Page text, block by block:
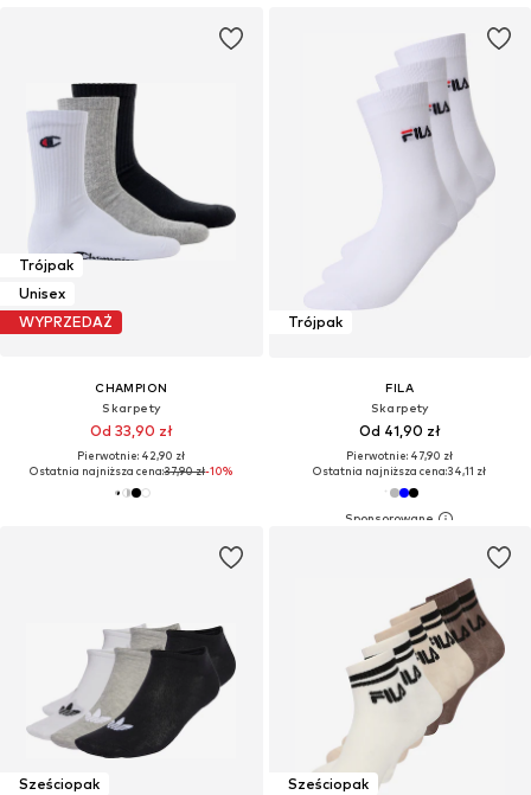
Trójpak
Unisex
WYPRZEDAŻ
CHAMPION
Skarpety
Od 33,90 zł
Pierwotnie: 42,90 zł
Ostatnia najniższa cena:37,90 zł-10%
Trójpak
FILA
Skarpety
Od 41,90 zł
Pierwotnie: 47,90 zł
Ostatnia najniższa cena:34,11 zł
Sześciopak
Sześciopak